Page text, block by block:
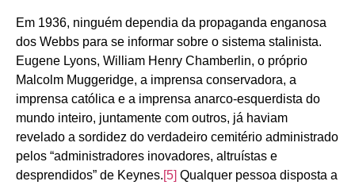
Em 1936, ninguém dependia da propaganda enganosa
dos Webbs para se informar sobre o sistema stalinista.
Eugene Lyons, William Henry Chamberlin, o próprio
Malcolm Muggeridge, a imprensa conservadora, a
imprensa católica e a imprensa anarco-esquerdista do
mundo inteiro, juntamente com outros, já haviam
revelado a sordidez do verdadeiro cemitério administrado
pelos “administradores inovadores, altruístas e
desprendidos” de Keynes.[5] Qualquer pessoa disposta a